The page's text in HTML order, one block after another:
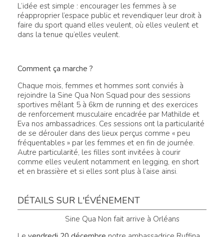
L’idée est simple : encourager les femmes à se
réapproprier l’espace public et revendiquer leur droit à
faire du sport quand elles veulent, où elles veulent et
dans la tenue qu’elles veulent.
Comment ça marche ?
Chaque mois, femmes et hommes sont conviés à
rejoindre la Sine Qua Non Squad pour des sessions
sportives mêlant 5 à 6km de running et des exercices
de renforcement musculaire encadrée par Mathilde et
Eva nos ambassadrices. Ces sessions ont la particularité
de se dérouler dans des lieux perçus comme « peu
fréquentables » par les femmes et en fin de journée.
Autre particularité, les filles sont invitées à courir
comme elles veulent notamment en legging, en short
et en brassière et si elles sont plus à l’aise ainsi.
DÉTAILS SUR L'ÉVÉNEMENT
Sine Qua Non fait arrive à Orléans